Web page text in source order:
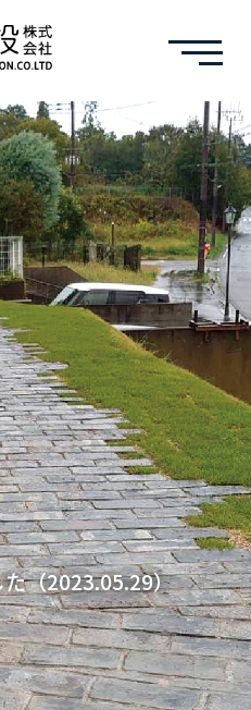
（2023.05.29）